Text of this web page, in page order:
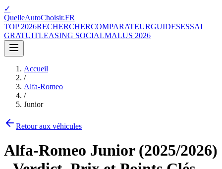
✓
QuelleAutoChoisir.FR
TOP 2026RECHERCHERCOMPARATEURGUIDESESSAI
GRATUITLEASING SOCIALMALUS 2026
Accueil
/
Alfa-Romeo
/
Junior
Retour aux véhicules
Alfa-Romeo Junior(2025/2026)